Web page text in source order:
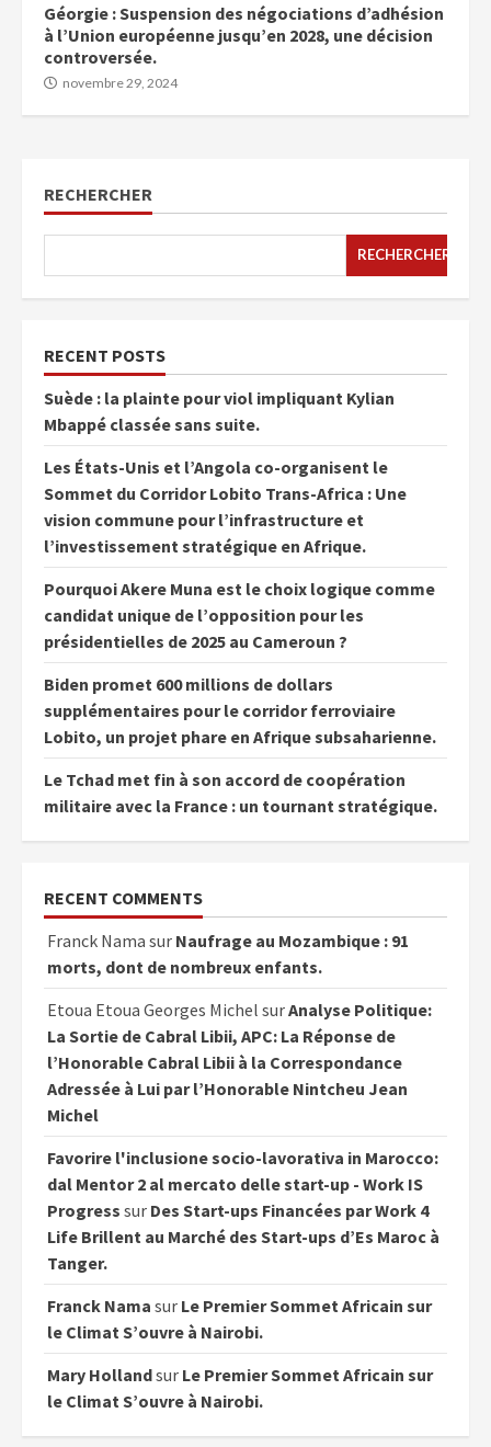
Géorgie : Suspension des négociations d’adhésion
à l’Union européenne jusqu’en 2028, une décision
controversée.
novembre 29, 2024
RECHERCHER
RECHERCHER
RECENT POSTS
Suède : la plainte pour viol impliquant Kylian
Mbappé classée sans suite.
Les États-Unis et l’Angola co-organisent le
Sommet du Corridor Lobito Trans-Africa : Une
vision commune pour l’infrastructure et
l’investissement stratégique en Afrique.
Pourquoi Akere Muna est le choix logique comme
candidat unique de l’opposition pour les
présidentielles de 2025 au Cameroun ?
Biden promet 600 millions de dollars
supplémentaires pour le corridor ferroviaire
Lobito, un projet phare en Afrique subsaharienne.
Le Tchad met fin à son accord de coopération
militaire avec la France : un tournant stratégique.
RECENT COMMENTS
Franck Nama sur Naufrage au Mozambique : 91
morts, dont de nombreux enfants.
Etoua Etoua Georges Michel surAnalyse Politique:
La Sortie de Cabral Libii, APC: La Réponse de
l’Honorable Cabral Libii à la Correspondance
Adressée à Lui par l’Honorable Nintcheu Jean
Michel
Favorire l'inclusione socio-lavorativa in Marocco:
dal Mentor 2 al mercato delle start-up - Work IS
Progress sur Des Start-ups Financées par Work 4
Life Brillent au Marché des Start-ups d’Es Maroc à
Tanger.
Franck Nama sur Le Premier Sommet Africain sur
le Climat S’ouvre à Nairobi.
Mary Hollandsur Le Premier Sommet Africain sur
le Climat S’ouvre à Nairobi.